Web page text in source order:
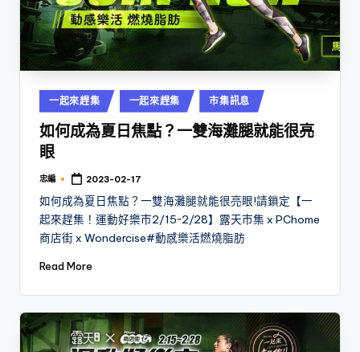
Posted
in
一起來趕集 一起來趕集 市集訊息
如何成為夏日焦點？一雙海灘腿就能很亮
眼
Posted
忠編 2023-02-17
如何成為夏日焦點？一雙海灘腿就能很亮眼!請鎖定【一
起來趕集！運動好樂市2/15~2/28】露天市集 x PChome
商店街 x Wondercise#動感樂活燃燒脂肪
Read More